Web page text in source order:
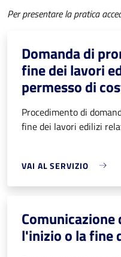
Per presentare la pratica
Domanda di
fine dei lavori
permesso di
Procedimento di
fine dei lavori edilizi
VAI AL SERVIZIO
l'inizio o la fine